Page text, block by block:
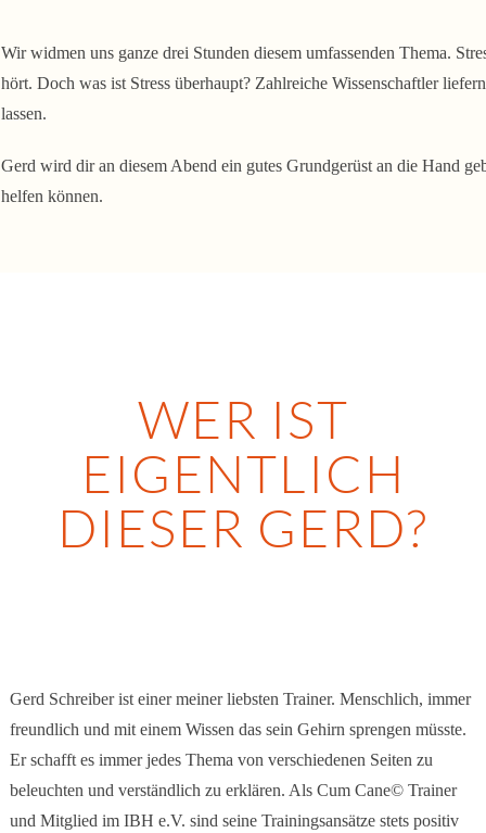
Wir widmen uns ganze drei Stunden diesem umfassenden Thema.
hört. Doch was ist Stress überhaupt? Zahlreiche Wissenschaftler
lassen.
Gerd wird dir an diesem Abend ein gutes Grundgerüst an die Hand
helfen können.
WER IST
EIGENTLICH
DIESER GERD?
Gerd Schreiber ist einer meiner liebsten Trainer. Menschlich, immer
freundlich und mit einem Wissen das sein Gehirn sprengen müsste.
Er schafft es immer jedes Thema von verschiedenen Seiten zu
beleuchten und verständlich zu erklären. Als Cum Cane© Trainer
und Mitglied im IBH e.V. sind seine Trainingsansätze stets positiv